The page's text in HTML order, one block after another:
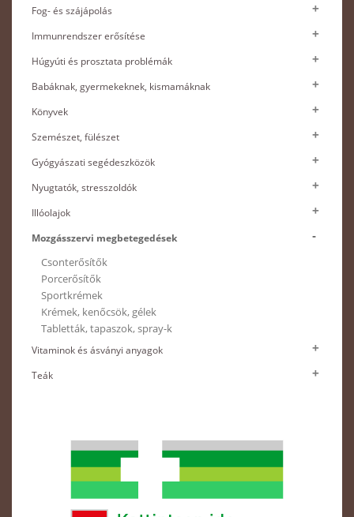
Fog- és szájápolás
Immunrendszer erősítése
Húgyúti és prosztata problémák
Babáknak, gyermekeknek, kismamáknak
Könyvek
Szemészet, fülészet
Gyógyászati segédeszközök
Nyugtatók, stresszoldók
Illóolajok
Mozgásszervi megbetegedések
Csonterősítők
Porcerősítők
Sportkrémek
Krémek, kenőcsök, gélek
Tabletták, tapaszok, spray-k
Vitaminok és ásványi anyagok
Teák